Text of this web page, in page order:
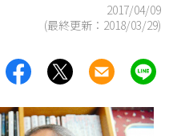
2017/04/09
(最終更新： 2018/03/29)